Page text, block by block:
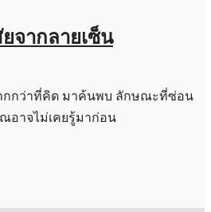
จากลายเซ็น
กกว่าที่คิด มาค้นพบ ลักษณะที่ซ่อน
อาจไม่เคยรู้มาก่อน